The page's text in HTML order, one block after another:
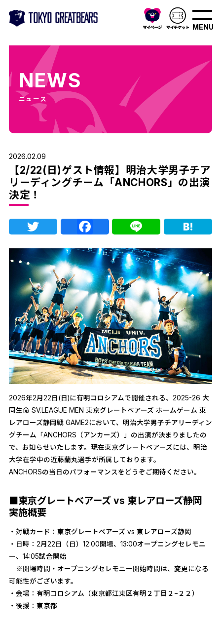
MENU
NEWS
ニュース
2026.02.09
【2/22(日)ゲスト情報】明治大学男子チア
リーディングチーム「ANCHORS」の出演
決定！
Twitter Facebook
Line
2026年2月22日(日)に有明コロシアムで開催される、2025-26 大
同生命 SV.LEAGUE MEN 東京グレートベアーズ ホームゲーム 東
レアローズ静岡戦 GAME2において、明治大学男子チアリーディン
グチーム「ANCHORS（アンカーズ）」の出演が決まりましたの
で、お知らせいたします。現在東京グレートベアーズには、明治
大学在学中の近藤蘭丸選手が所属しております。
ANCHORSの当日のパフォーマンスをどうぞご期待ください。
■東京グレートベアーズ vs 東レアローズ静岡
実施概要
・対戦カード：東京グレートベアーズ vs 東レアローズ静岡
・日時：2月22日（日）12:00開場、13:00オープニングセレモニ
ー、14:05試合開始
※開場時間・オープニングセレモニー開始時間は、変更になる
可能性がございます。
・会場：有明コロシアム（東京都江東区有明２丁目２−２２）
・後援：東京都